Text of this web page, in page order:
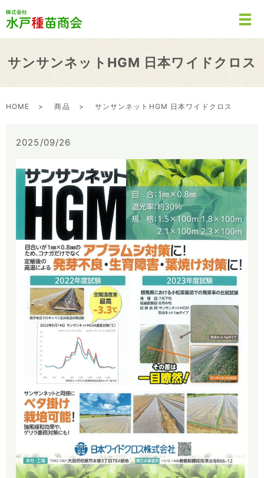
サンサンネットHGM 日本ワイドクロス
HOME 商品 サンサンネットHGM 日本ワイドクロス
2025/09/26